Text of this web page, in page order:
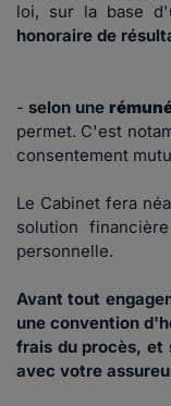
loi, sur la base
honoraire de
- selon une
permet. C'est
consentement
Le Cabinet fera
solution
personnelle.
Avant tout
une convention
frais du procès, et
avec votre